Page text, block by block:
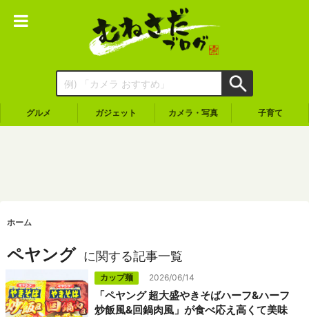
グルメ ガジェット カメラ・写真 子育て
ホーム
ペヤング に関する記事一覧
カップ麺 2026/06/14
「ペヤング 超大盛やきそばハーフ&ハーフ
炒飯風&回鍋肉風」が食べ応え高くて美味